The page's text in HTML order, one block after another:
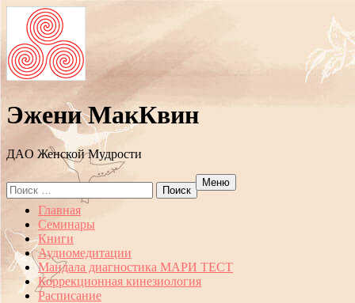
Эжени МакКвин
ДAO Женской Мудрости
Search
for:
Меню
Перейти
содержанию
Главная
Семинары
Книги
Аудиомедитации
Мандала диагностика МАРИ ТЕСТ
Коррекционная кинезиология
Расписание